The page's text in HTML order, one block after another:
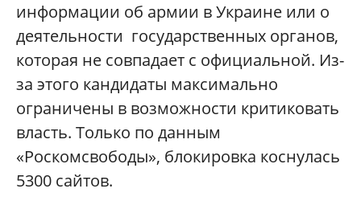
информации об армии в Украине или о
деятельности государственных органов,
которая не совпадает с официальной. Из-
за этого кандидаты максимально
ограничены в возможности критиковать
власть. Только по данным
«Роскомсвободы»‎, блокировка коснулась
5300 сайтов.